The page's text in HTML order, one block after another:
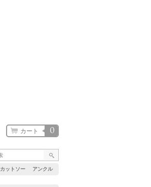
カットソー アンクル
0
カート